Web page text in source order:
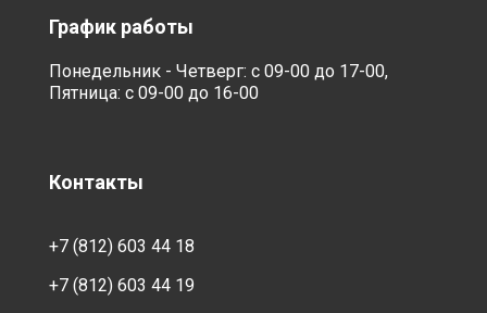
График работы
Понедельник - Четверг: с 09-00 до 17-00,
Пятница: с 09-00 до 16-00
Контакты
+7 (812) 603 44 18
+7 (812) 603 44 19